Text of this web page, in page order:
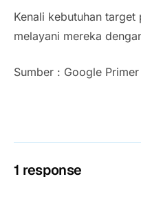
Kenali kebutuhan
melayani mereka
Sumber : Google Primer
1 response